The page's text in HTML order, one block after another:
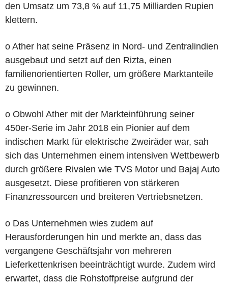
den Umsatz um 73,8 % auf 11,75 Milliarden Rupien
klettern.
o Ather hat seine Präsenz in Nord- und Zentralindien
ausgebaut und setzt auf den Rizta, einen
familienorientierten Roller, um größere Marktanteile
zu gewinnen.
o Obwohl Ather mit der Markteinführung seiner
450er-Serie im Jahr 2018 ein Pionier auf dem
indischen Markt für elektrische Zweiräder war, sah
sich das Unternehmen einem intensiven Wettbewerb
durch größere Rivalen wie TVS Motor und Bajaj Auto
ausgesetzt. Diese profitieren von stärkeren
Finanzressourcen und breiteren Vertriebsnetzen.
o Das Unternehmen wies zudem auf
Herausforderungen hin und merkte an, dass das
vergangene Geschäftsjahr von mehreren
Lieferkettenkrisen beeinträchtigt wurde. Zudem wird
erwartet, dass die Rohstoffpreise aufgrund der